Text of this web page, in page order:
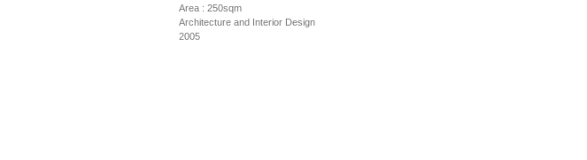
Area : 250sqm
Architecture and Interior Design
2005